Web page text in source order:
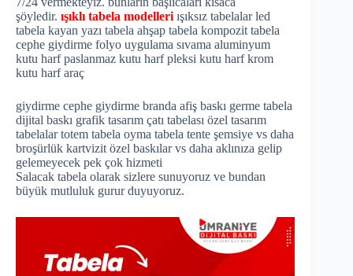
şöyledir. ışıklı tabela modelleri ışıksız tabelalar led
tabela kayan yazı tabela ahşap tabela kompozit tabela
cephe giydirme folyo uygulama sıvama aluminyum
kutu harf paslanmaz kutu harf pleksi kutu harf krom
kutu harf araç
giydirme cephe giydirme branda afiş baskı germe tabela
dijital baskı grafik tasarım çatı tabelası özel tasarım
tabelalar totem tabela oyma tabela tente şemsiye vs daha
broşürlük kartvizit özel baskılar vs daha aklınıza gelip
gelemeyecek pek çok hizmeti
Salacak tabela olarak sizlere sunuyoruz ve bundan
büyük mutluluk gurur duyuyoruz.